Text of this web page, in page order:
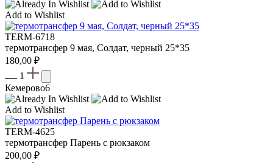
Add to Wishlist
TERM-6718
термотрансфер 9 мая, Солдат, черный 25*35
180,00 ₽
1
Кемерово6
Add to Wishlist
TERM-4625
термотрансфер Парень с рюкзаком
200,00 ₽